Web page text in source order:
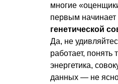
многие
первым начинает
генетической
Да, не
работает, понять
энергетика,
данных — не